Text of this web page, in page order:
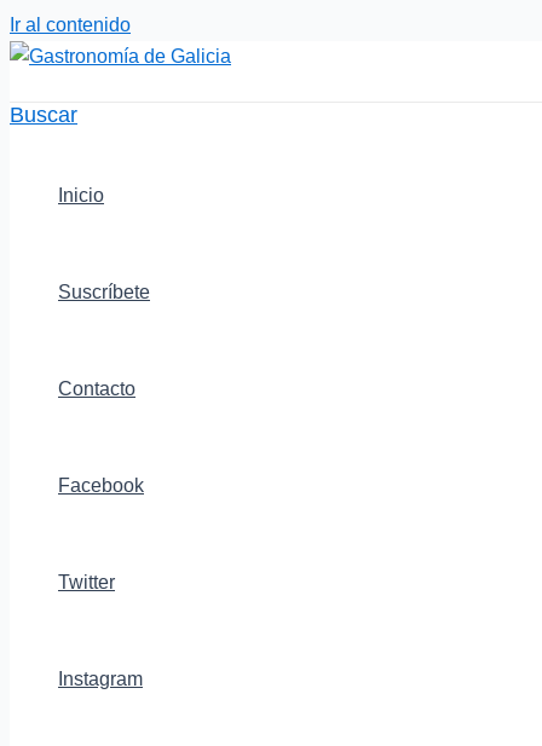
Ir al contenido
Buscar
Inicio
Suscríbete
Contacto
Facebook
Twitter
Instagram